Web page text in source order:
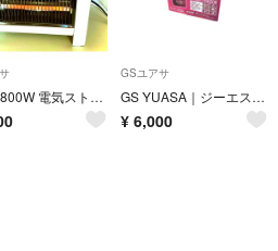
即送！800W 電気ストーブ【ユアサ】使い易い！軽くてシンプル/コンパクト
GSユアサ
GS YUASA｜ジーエス・ユアサ アイドリングストップ車・充電制御車対応バッテ
¥ 6,000